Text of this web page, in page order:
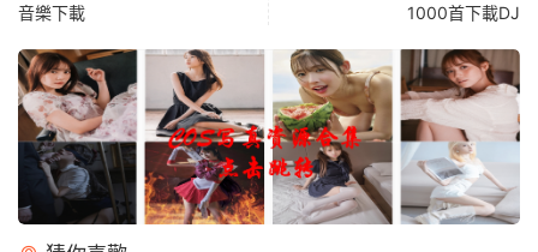
音樂下載
1000首下載DJ